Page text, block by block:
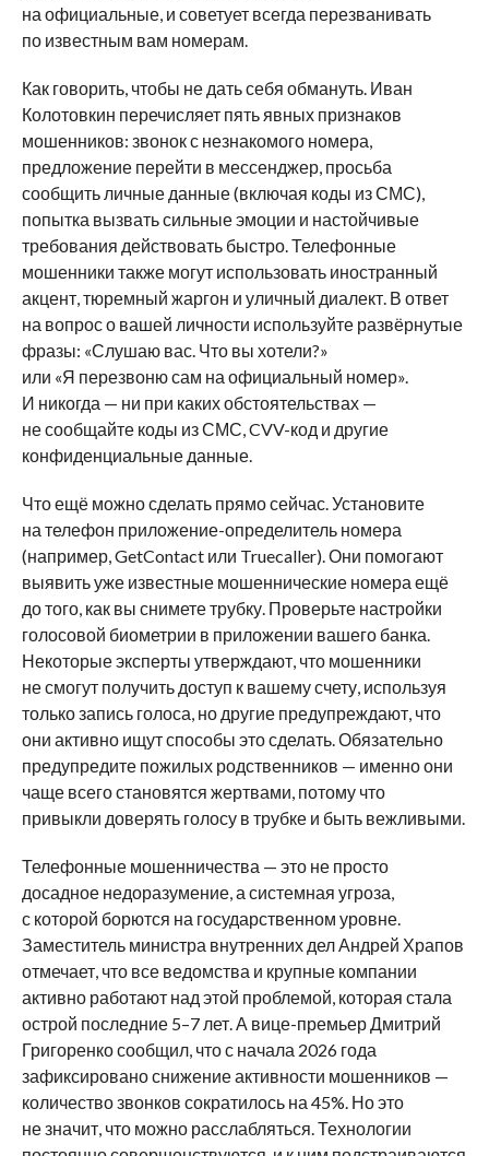
на официальные, и советует всегда перезванивать
по известным вам номерам.
Как говорить, чтобы не дать себя обмануть. Иван
Колотовкин перечисляет пять явных признаков
мошенников: звонок с незнакомого номера,
предложение перейти в мессенджер, просьба
сообщить личные данные (включая коды из СМС),
попытка вызвать сильные эмоции и настойчивые
требования действовать быстро. Телефонные
мошенники также могут использовать иностранный
акцент, тюремный жаргон и уличный диалект. В ответ
на вопрос о вашей личности используйте развёрнутые
фразы: «Слушаю вас. Что вы хотели?»
или «Я перезвоню сам на официальный номер».
И никогда — ни при каких обстоятельствах —
не сообщайте коды из СМС, CVV-код и другие
конфиденциальные данные.
Что ещё можно сделать прямо сейчас. Установите
на телефон приложение-определитель номера
(например, GetContact или Truecaller). Они помогают
выявить уже известные мошеннические номера ещё
до того, как вы снимете трубку. Проверьте настройки
голосовой биометрии в приложении вашего банка.
Некоторые эксперты утверждают, что мошенники
не смогут получить доступ к вашему счету, используя
только запись голоса, но другие предупреждают, что
они активно ищут способы это сделать. Обязательно
предупредите пожилых родственников — именно они
чаще всего становятся жертвами, потому что
привыкли доверять голосу в трубке и быть вежливыми.
Телефонные мошенничества — это не просто
досадное недоразумение, а системная угроза,
с которой борются на государственном уровне.
Заместитель министра внутренних дел Андрей Храпов
отмечает, что все ведомства и крупные компании
активно работают над этой проблемой, которая стала
острой последние 5–7 лет. А вице-премьер Дмитрий
Григоренко сообщил, что с начала 2026 года
зафиксировано снижение активности мошенников —
количество звонков сократилось на 45%. Но это
не значит, что можно расслабляться. Технологии